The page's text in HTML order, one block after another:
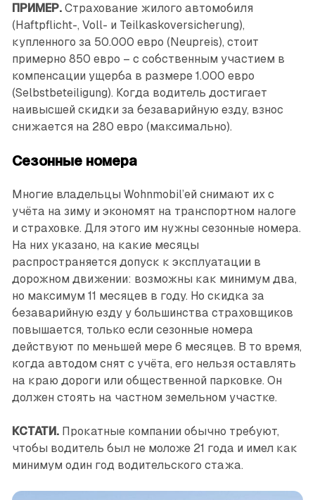
ПРИМЕР. Страхование жилого автомобиля
(Haftpflicht-, Voll- и Teilkaskoversicherung),
купленного за 50.000 евро (Neupreis), стоит
примерно 850 евро – с собственным участием в
компенсации ущерба в размере 1.000 евро
(Selbstbeteiligung). Когда водитель достигает
наивысшей скидки за безаварийную езду, взнос
снижается на 280 евро (максимально).
Сезонные номера
Многие владельцы Wohnmobil’ей снимают их с
учёта на зиму и экономят на транспортном налоге
и страховке. Для этого им нужны сезонные номера.
На них указано, на какие месяцы
распространяется допуск к эксплуатации в
дорожном движении: возможны как минимум два,
но максимум 11 месяцев в году. Но скидка за
безаварийную езду у большинства страховщиков
повышается, только если сезонные номера
действуют по меньшей мере 6 месяцев. В то время,
когда автодом снят с учёта, его нельзя оставлять
на краю дороги или общественной парковке. Он
должен стоять на частном земельном участке.
КСТАТИ. Прокатные компании обычно требуют,
чтобы водитель был не моложе 21 года и имел как
минимум один год водительского стажа.